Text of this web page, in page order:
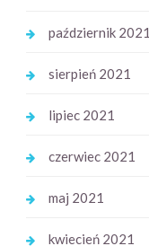
październik 2021
sierpień 2021
lipiec 2021
czerwiec 2021
maj 2021
kwiecień 2021